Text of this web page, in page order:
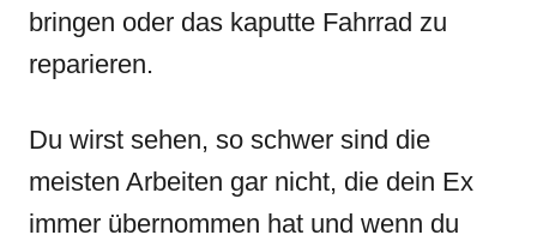
bringen oder das kaputte Fahrrad zu
reparieren.
Du wirst sehen, so schwer sind die
meisten Arbeiten gar nicht, die dein Ex
immer übernommen hat und wenn du